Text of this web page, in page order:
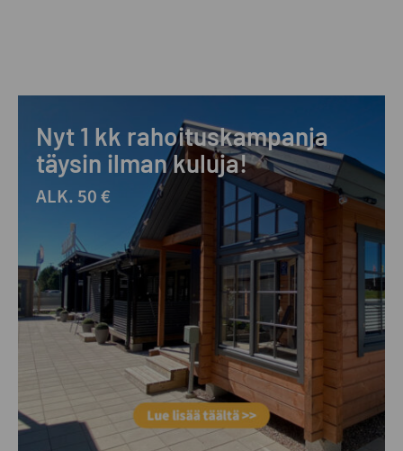
Nyt 1 kk rahoituskampanja
täysin ilman kuluja!
ALK. 50 €